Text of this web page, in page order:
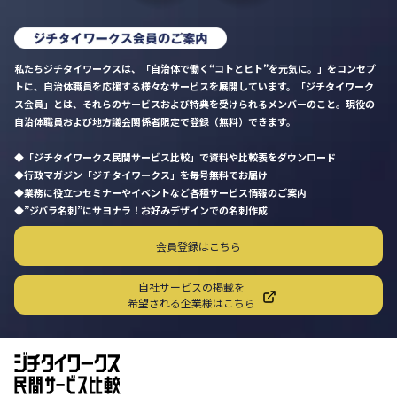
私たちジチタイワークスは、「自治体で働く“コトとヒト”を元気に。」をコンセプ
トに、自治体職員を応援する様々なサービスを展開しています。「ジチタイワーク
ス会員」とは、それらのサービスおよび特典を受けられるメンバーのこと。現役の
自治体職員および地方議会関係者限定で登録（無料）できます。
「ジチタイワークス民間サービス比較」で資料や比較表をダウンロード
行政マガジン「ジチタイワークス」を毎号無料でお届け
業務に役立つセミナーやイベントなど各種サービス情報のご案内
”ジバラ名刺”にサヨナラ！お好みデザインでの名刺作成
会員登録はこちら
自社サービスの掲載を
希望される企業様はこちら